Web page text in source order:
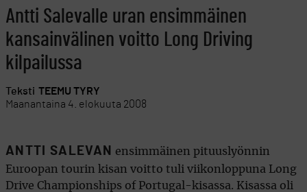
Antti Salevalle uran ensimmäinen
kansainvälinen voitto Long Driving
kilpailussa
Teksti TEEMU TYRY
Maanantaina 4. elokuuta 2008
ANTTI SALEVAN
ensimmäinen pituuslyönnin
Euroopan tourin kisan voitto tuli viikonloppuna Long
Drive Championships of Portugal-kisassa. Kisassa oli